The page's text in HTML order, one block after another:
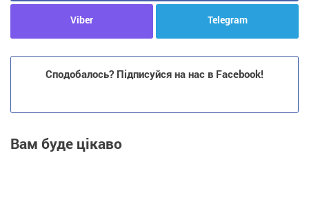
Viber Telegram
Сподобалось? Підписуйся на нас в Facebook!
Вам буде цікаво